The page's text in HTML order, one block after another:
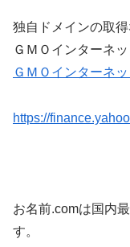
独自ドメインの取
ＧＭＯインターネ
ＧＭＯインターネ
https://
お名前.comは国内
す。